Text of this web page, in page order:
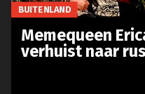
BUITENLAND
Memequeen
verhuist naar